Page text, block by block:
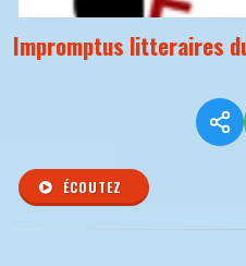
Impromptus litteraires
ÉCOUTEZ